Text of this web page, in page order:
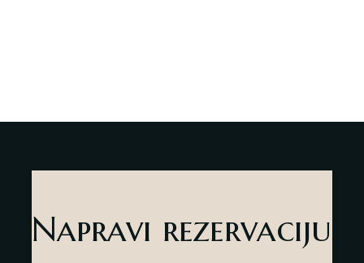
Napravi rezervaciju